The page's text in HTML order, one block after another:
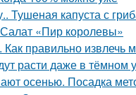
Тушеная капуста с
«Пир королевы»
правильно извлечь
расти даже в тёмном
осенью. Посадка